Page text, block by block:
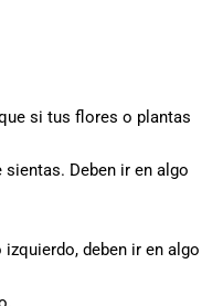
si tus flores o plantas
Deben ir en algo
deben ir en algo